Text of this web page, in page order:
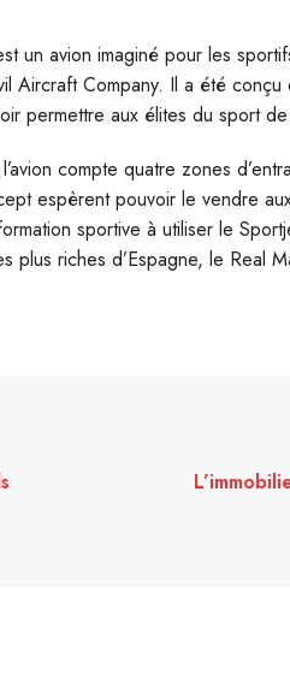
un avion imaginé pour les
Aircraft Company. Il a été conçu
permettre aux élites du sport
compte quatre zones
espèrent pouvoir le vendre
sportive à utiliser le
plus riches d’Espagne, le Real